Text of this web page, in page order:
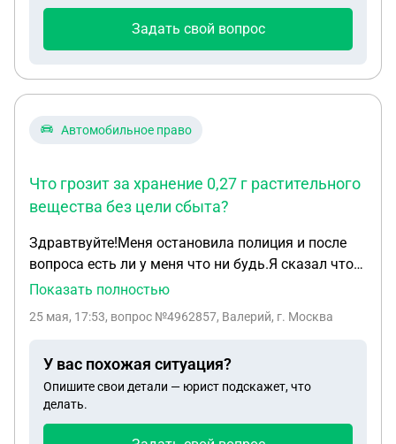
Задать свой вопрос
Автомобильное право
Что грозит за хранение 0,27 г растительного
вещества без цели сбыта?
Здравтвуйте!Меня остановила полиция и после
вопроса есть ли у меня что ни будь.Я сказал что
есть,и выдал.Затем отдел,товарищ опер.У меня
маленьком количестве 0,27 г по результату
отказался.Опер сказал,что будет штраф по 6.8 и
все.Сказал не придут уведомления на работу,или
по месту прописки,куда бы точно не хотелось бы
Показать полностью
25 мая, 17:53, вопрос №4962857, Валерий, г. Москва
У вас похожая ситуация?
Опишите свои детали — юрист подскажет, что
делать.